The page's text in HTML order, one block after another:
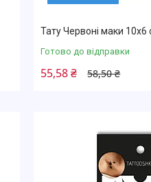
Тату Червоні маки 10х6
Готово до відправки
58,50 ₴
55,58 ₴